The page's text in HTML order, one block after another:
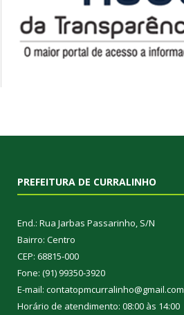
PREFEITURA DE CURRALINHO
End.: Rua Jarbas Passarinho, S/N
Bairro: Centro
CEP: 68815-000
Fone: (91) 99350-3920
E-mail: contatopmcurralinho@gmail.com
Horário de atendimento: 08:00 às 14:00